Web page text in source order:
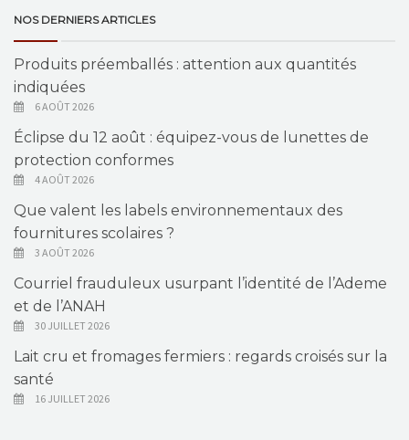
NOS DERNIERS ARTICLES
Produits préemballés : attention aux quantités
indiquées
6 AOÛT 2026
Éclipse du 12 août : équipez-vous de lunettes de
protection conformes
4 AOÛT 2026
Que valent les labels environnementaux des
fournitures scolaires ?
3 AOÛT 2026
Courriel frauduleux usurpant l’identité de l’Ademe
et de l’ANAH
30 JUILLET 2026
Lait cru et fromages fermiers : regards croisés sur la
santé
16 JUILLET 2026